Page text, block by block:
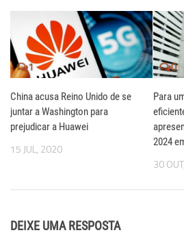
1
China acusa Reino Unido de se
juntar a Washington para
prejudicar a Huawei
15 JUL, 2020
0
Para
2024
30
DEIXE UMA RESPOSTA